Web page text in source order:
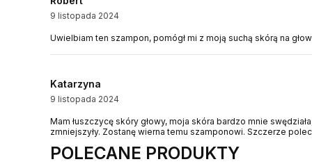
9 listopada 2024
Uwielbiam ten szampon, pomógł mi z moją suchą skórą na
Katarzyna
9 listopada 2024
Mam łuszczycę skóry głowy, moja skóra bardzo mnie
zmniejszyły. Zostanę wierna temu szamponowi. Szczerze
POLECANE PRODUKTY